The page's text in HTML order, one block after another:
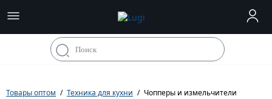
Товары оптом Техника для кухни Чопперы и измельчители